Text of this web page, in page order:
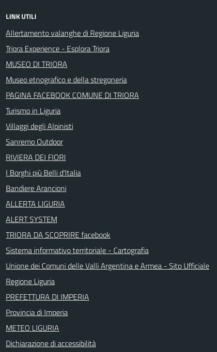
LINK UTILI
Allertamento valanghe di Regione Liguria
Triora Experience - Esplora Triora
MUSEO DI TRIORA
Museo etnografico e della stregoneria
PAGINA FACEBOOK COMUNE DI TRIORA
Turismo in Liguria
Villaggi degli Alpinisti
Sanremo Outdoor
RIVIERA DEI FIORI
I Borghi più Belli d'Italia
Bandiere Arancioni
ALLERTA LIGURIA
ALERT SYSTEM
TRIORA DA SCOPRIRE facebook
Sistema informativo territoriale - Cartografia
Unione dei Comuni delle Valli Argentina e Armea - Sito Ufficiale
Regione Liguria
PREFETTURA DI IMPERIA
Provincia di Imperia
METEO LIGURIA
Dichiarazione di accessibilità